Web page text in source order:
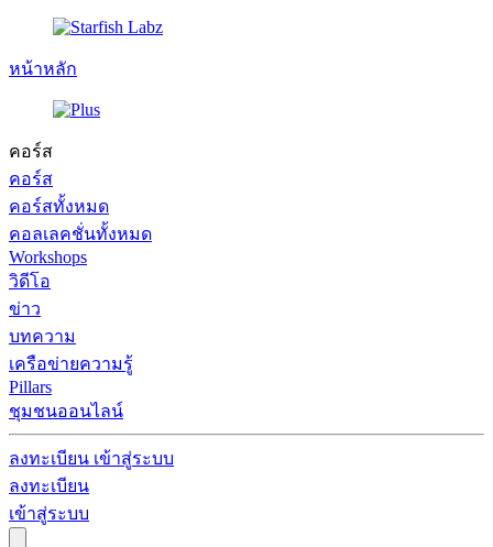
หน้าหลัก
คอร์ส
คอร์ส
คอร์สทั้งหมด
คอลเลคชั่นทั้งหมด
Workshops
วิดีโอ
ข่าว
บทความ
เครือข่ายความรู้
Pillars
ชุมชนออนไลน์
ลงทะเบียน เข้าสู่ระบบ
ลงทะเบียน
เข้าสู่ระบบ